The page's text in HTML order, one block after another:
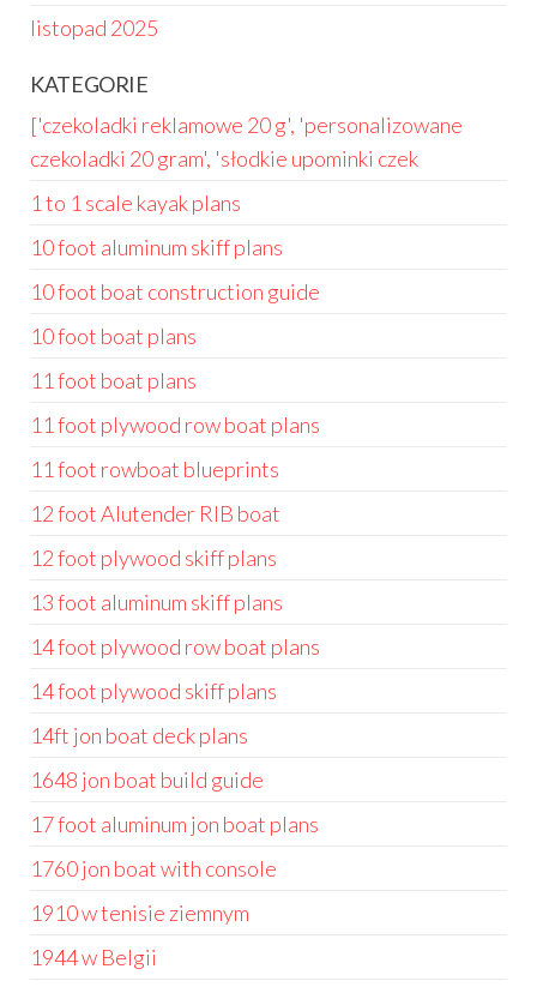
listopad 2025
KATEGORIE
['czekoladki reklamowe 20 g', 'personalizowane
czekoladki 20 gram', 'słodkie upominki czek
1 to 1 scale kayak plans
10 foot aluminum skiff plans
10 foot boat construction guide
10 foot boat plans
11 foot boat plans
11 foot plywood row boat plans
11 foot rowboat blueprints
12 foot Alutender RIB boat
12 foot plywood skiff plans
13 foot aluminum skiff plans
14 foot plywood row boat plans
14 foot plywood skiff plans
14ft jon boat deck plans
1648 jon boat build guide
17 foot aluminum jon boat plans
1760 jon boat with console
1910 w tenisie ziemnym
1944 w Belgii